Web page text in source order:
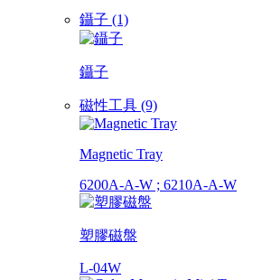
鑷子 (1)
鑷子
磁性工具 (9)
Magnetic Tray
6200A-A-W ; 6210A-A-W
塑膠磁盤
L-04W